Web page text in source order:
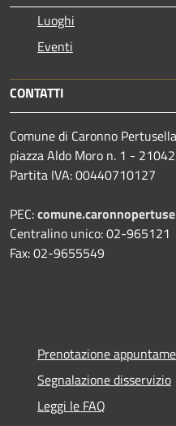
Luoghi
Eventi
CONTATTI
Comune di Caronno Pertusella
piazza Aldo Moro n. 1 -
Partita IVA: 00440710127
PEC:
Centralino unico: 02-965121
Fax: 02-9655549
Prenotazione
Segnalazione disservizio
Leggi le FAQ